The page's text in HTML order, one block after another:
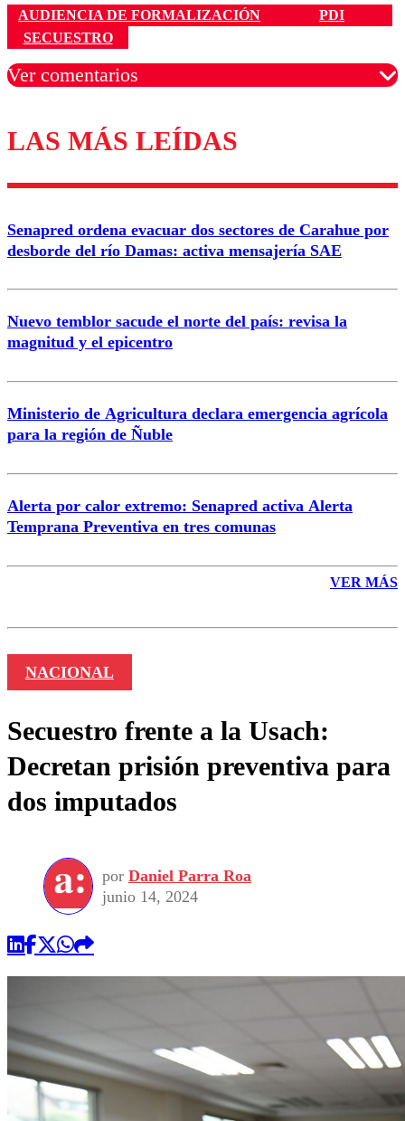
AUDIENCIA DE FORMALIZACIÓN
PDI
SECUESTRO
Ver comentarios
Los comentarios son moderados para garantizar un
diálogo respetuoso.
Correo
LAS MÁS LEÍDAS
Senapred ordena evacuar dos sectores de Carahue por
desborde del río Damas: activa mensajería SAE
Nuevo temblor sacude el norte del país: revisa la
magnitud y el epicentro
Ministerio de Agricultura declara emergencia agrícola
para la región de Ñuble
Alerta por calor extremo: Senapred activa Alerta
Temprana Preventiva en tres comunas
VER MÁS
NACIONAL
Secuestro frente a la Usach:
Decretan prisión preventiva para
dos imputados
por Daniel Parra Roa
junio 14, 2024